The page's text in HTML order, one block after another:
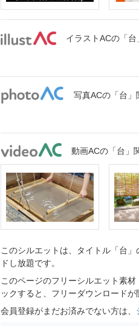
イラストACの「
写真ACの「台」
動画ACの「台」
このシルエットは、タイトル「台
ドし放題です。
このページのフリーシルエット素
ックすると、フリーダウンロードが
会員登録がまだお済みでない方は、